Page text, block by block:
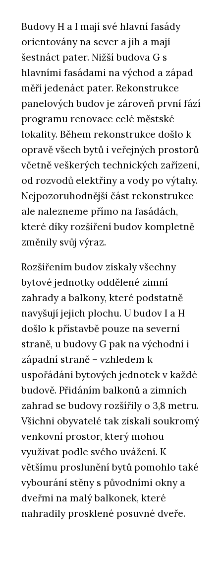
Budovy H a I mají své hlavní fasády
orientovány na sever a jih a mají
šestnáct pater. Nižší budova G s
hlavními fasádami na východ a západ
měří jedenáct pater. Rekonstrukce
panelových budov je zároveň první fází
programu renovace celé městské
lokality. Během rekonstrukce došlo k
opravě všech bytů i veřejných prostorů
včetně veškerých technických zařízení,
od rozvodů elektřiny a vody po výtahy.
Nejpozoruhodnější část rekonstrukce
ale nalezneme přímo na fasádách,
které díky rozšíření budov kompletně
změnily svůj výraz.
Rozšířením budov získaly všechny
bytové jednotky oddělené zimní
zahrady a balkony, které podstatně
navyšují jejich plochu. U budov I a H
došlo k přístavbě pouze na severní
straně, u budovy G pak na východní i
západní straně – vzhledem k
uspořádání bytových jednotek v každé
budově. Přidáním balkonů a zimních
zahrad se budovy rozšířily o 3,8 metru.
Všichni obyvatelé tak získali soukromý
venkovní prostor, který mohou
využívat podle svého uvážení. K
většímu proslunění bytů pomohlo také
vybourání stěny s původními okny a
dveřmi na malý balkonek, které
nahradily prosklené posuvné dveře.